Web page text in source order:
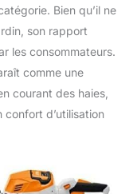
Bien qu’il ne
son rapport
les consommateurs.
comme une
courant des haies,
d’utilisation